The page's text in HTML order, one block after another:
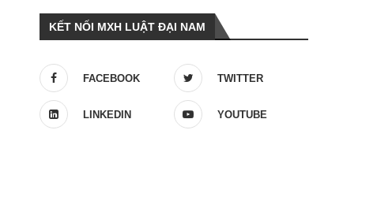
KẾT NỐI MXH LUẬT ĐẠI NAM
FACEBOOK TWITTER
LINKEDIN YOUTUBE